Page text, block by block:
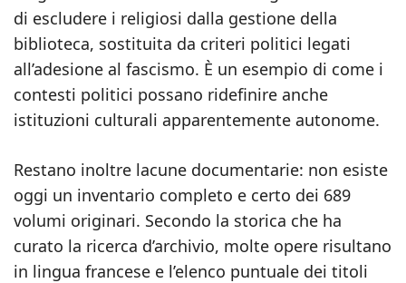
di escludere i religiosi dalla gestione della
biblioteca, sostituita da criteri politici legati
all’adesione al fascismo. È un esempio di come i
contesti politici possano ridefinire anche
istituzioni culturali apparentemente autonome.
Restano inoltre lacune documentarie: non esiste
oggi un inventario completo e certo dei 689
volumi originari. Secondo la storica che ha
curato la ricerca d’archivio, molte opere risultano
in lingua francese e l’elenco puntuale dei titoli